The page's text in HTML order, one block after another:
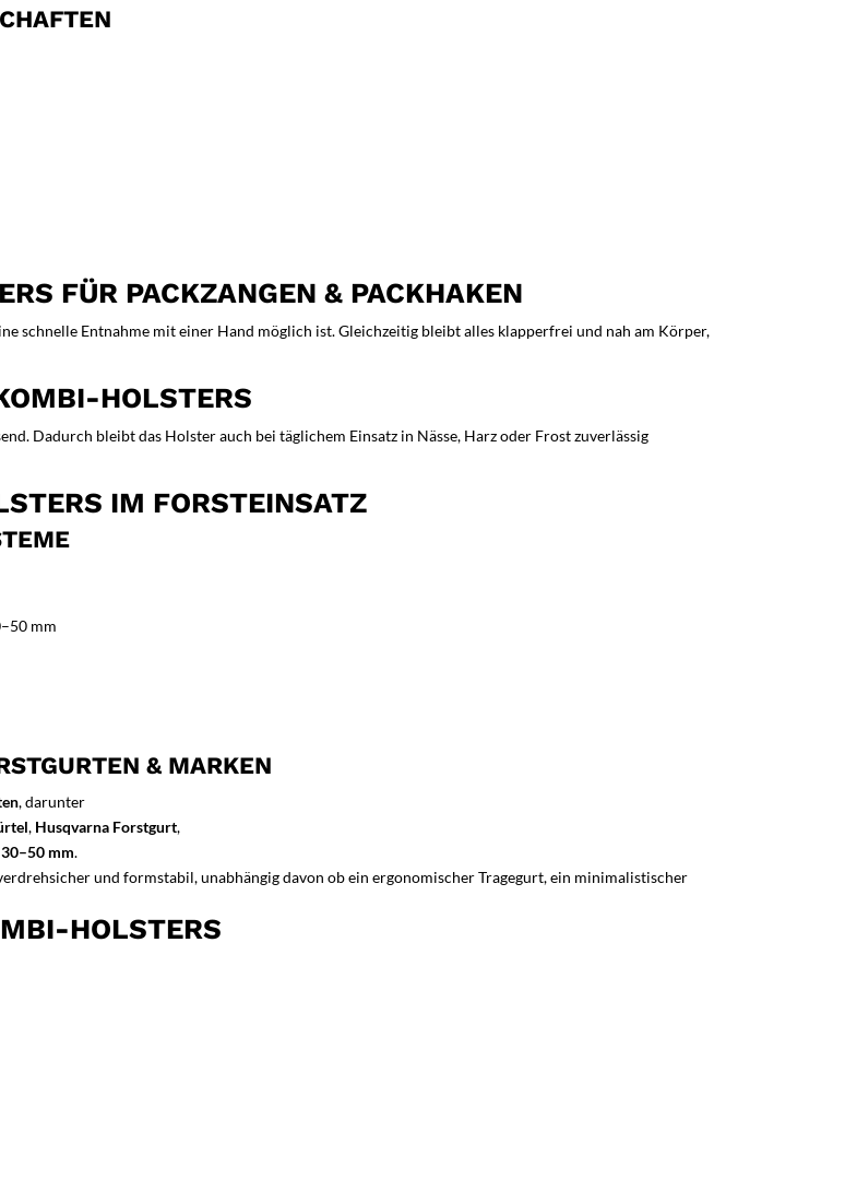
FÜR PACKZANGEN & PACKHAKEN
schnelle Entnahme mit einer Hand möglich ist. Gleichzeitig bleibt alles klapperfrei und nah am Körper,
HOLSTERS
Dadurch bleibt das Holster auch bei täglichem Einsatz in Nässe, Harz oder Frost zuverlässig
IM FORSTEINSATZ
mm
& MARKEN
, darunter
, Husqvarna Forstgurt,
30–50 mm.
und formstabil, unabhängig davon ob ein ergonomischer Tragegurt, ein minimalistischer
HOLSTERS